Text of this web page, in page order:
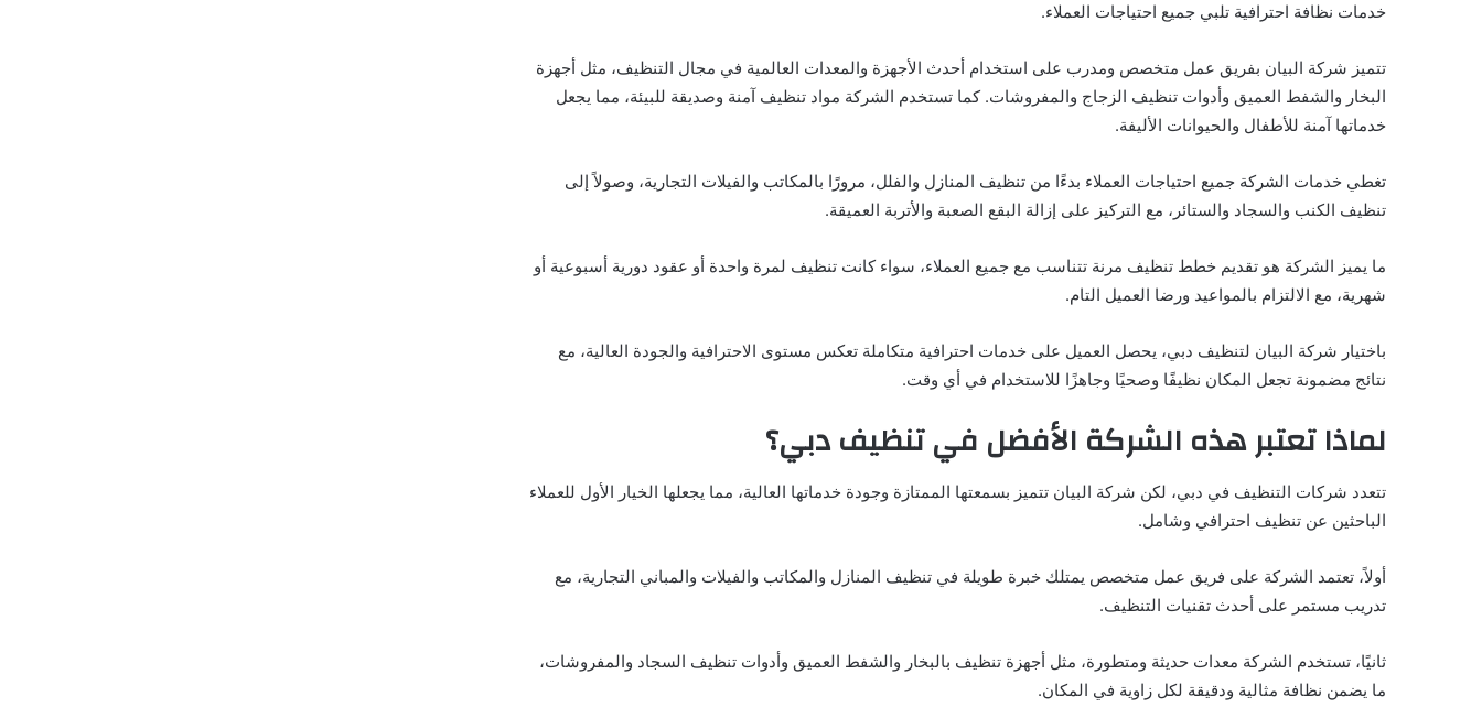
خدمات نظافة احترافية تلبي جميع احتياجات العملاء.
تتميز شركة البيان بفريق عمل متخصص ومدرب على استخدام أحدث الأجهزة والمعدات العالمية في مجال التنظيف، مثل أجهزة
البخار والشفط العميق وأدوات تنظيف الزجاج والمفروشات. كما تستخدم الشركة مواد تنظيف آمنة وصديقة للبيئة، مما يجعل
خدماتها آمنة للأطفال والحيوانات الأليفة.
تغطي خدمات الشركة جميع احتياجات العملاء بدءًا من تنظيف المنازل والفلل، مرورًا بالمكاتب والفيلات التجارية، وصولاً إلى
تنظيف الكنب والسجاد والستائر، مع التركيز على إزالة البقع الصعبة والأتربة العميقة.
ما يميز الشركة هو تقديم خطط تنظيف مرنة تتناسب مع جميع العملاء، سواء كانت تنظيف لمرة واحدة أو عقود دورية أسبوعية أو
شهرية، مع الالتزام بالمواعيد ورضا العميل التام.
باختيار شركة البيان لتنظيف دبي، يحصل العميل على خدمات احترافية متكاملة تعكس مستوى الاحترافية والجودة العالية، مع
نتائج مضمونة تجعل المكان نظيفًا وصحيًا وجاهزًا للاستخدام في أي وقت.
لماذا تعتبر هذه الشركة الأفضل في تنظيف دبي؟
تتعدد شركات التنظيف في دبي، لكن شركة البيان تتميز بسمعتها الممتازة وجودة خدماتها العالية، مما يجعلها الخيار الأول للعملاء
الباحثين عن تنظيف احترافي وشامل.
أولاً، تعتمد الشركة على فريق عمل متخصص يمتلك خبرة طويلة في تنظيف المنازل والمكاتب والفيلات والمباني التجارية، مع
تدريب مستمر على أحدث تقنيات التنظيف.
ثانيًا، تستخدم الشركة معدات حديثة ومتطورة، مثل أجهزة تنظيف بالبخار والشفط العميق وأدوات تنظيف السجاد والمفروشات،
ما يضمن نظافة مثالية ودقيقة لكل زاوية في المكان.